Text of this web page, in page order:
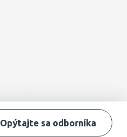
Opýtajte sa odborníka